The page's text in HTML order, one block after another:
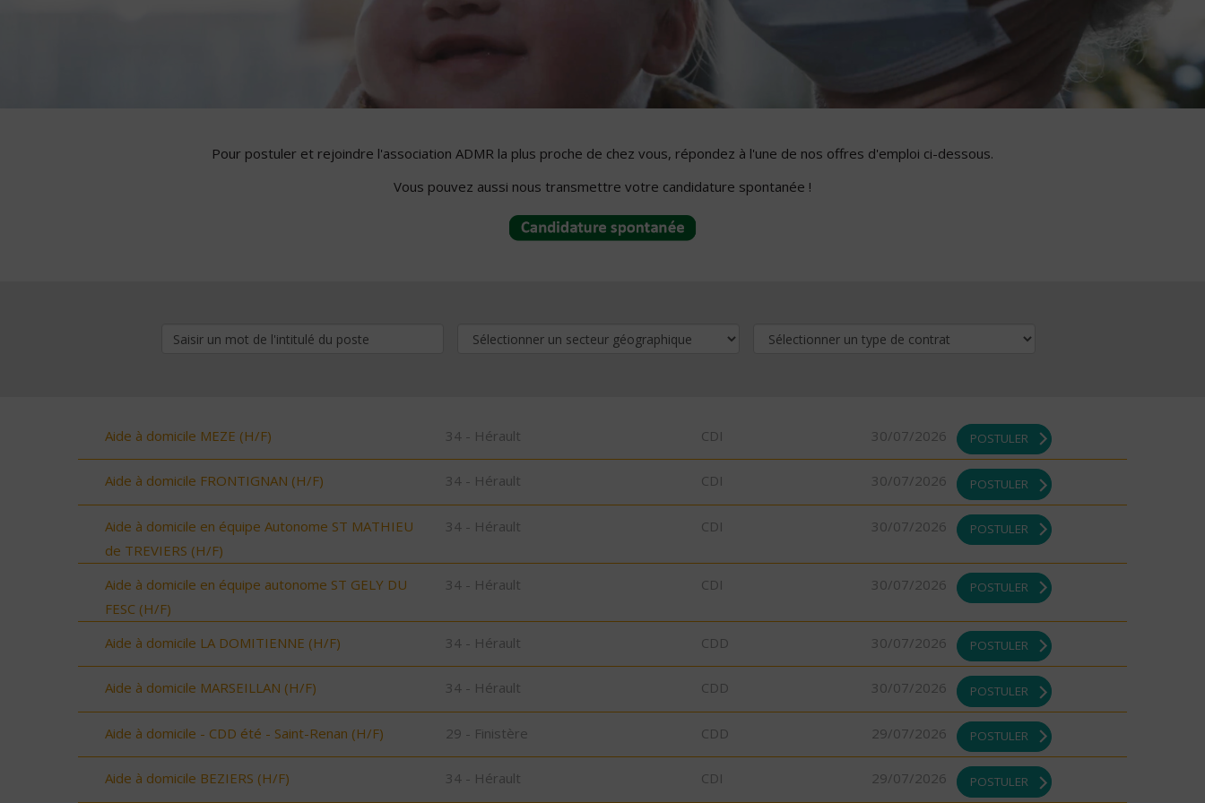
Pour postuler et rejoindre l'association ADMR la plus proche de chez vous, répondez à l'une de nos offres d'emploi ci-dessous.
Vous pouvez aussi nous transmettre votre candidature spontanée !
Aide à domicile MEZE (H/F) 34 - Hérault CDI 30/07/2026 POSTULER
Aide à domicile FRONTIGNAN (H/F) 34 - Hérault CDI 30/07/2026 POSTULER
Aide à domicile en équipe Autonome ST MATHIEU
de TREVIERS (H/F)
34 - Hérault CDI 30/07/2026 POSTULER
Aide à domicile en équipe autonome ST GELY DU
FESC (H/F)
34 - Hérault CDI 30/07/2026 POSTULER
Aide à domicile LA DOMITIENNE (H/F) 34 - Hérault CDD 30/07/2026 POSTULER
Aide à domicile MARSEILLAN (H/F) 34 - Hérault CDD 30/07/2026 POSTULER
Aide à domicile - CDD été - Saint-Renan (H/F) 29 - Finistère CDD 29/07/2026 POSTULER
Aide à domicile BEZIERS (H/F) 34 - Hérault CDI 29/07/2026 POSTULER